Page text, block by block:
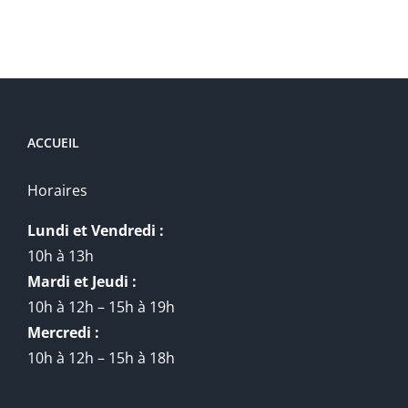
ACCUEIL
Horaires
Lundi et Vendredi :
10h à 13h
Mardi et Jeudi :
10h à 12h – 15h à 19h
Mercredi :
10h à 12h – 15h à 18h